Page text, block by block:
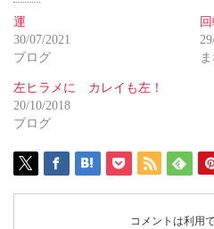
運
30/07/2021
ブログ
左ヒラメに カレイも左！
20/10/2018
ブログ
コメントは利用